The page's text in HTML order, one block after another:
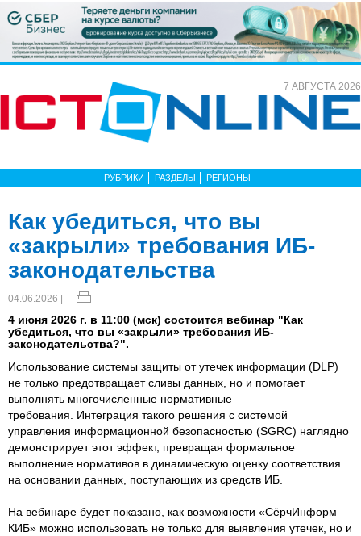
7 АВГУСТА 2026
РУБРИКИ РАЗДЕЛЫ РЕГИОНЫ
Как убедиться, что вы
«закрыли» требования ИБ-
законодательства
04.06.2026 |
4 июня 2026 г. в 11:00 (мск) состоится вебинар "Как
убедиться, что вы «закрыли» требования ИБ-
законодательства?".
Использование системы защиты от утечек информации (DLP)
не только предотвращает сливы данных, но и помогает
выполнять многочисленные нормативные
требования. Интеграция такого решения с системой
управления информационной безопасностью (SGRC) наглядно
демонстрирует этот эффект, превращая формальное
выполнение нормативов в динамическую оценку соответствия
на основании данных, поступающих из средств ИБ.
На вебинаре будет показано, как возможности «СёрчИнформ
КИБ» можно использовать не только для выявления утечек, но и